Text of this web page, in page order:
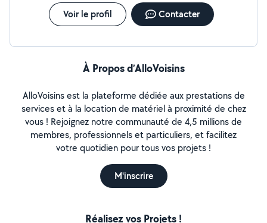
Voir le profil Contacter
À Propos d’AlloVoisins
AlloVoisins est la plateforme dédiée aux prestations de
services et à la location de matériel à proximité de chez
vous ! Rejoignez notre communauté de 4,5 millions de
membres, professionnels et particuliers, et facilitez
votre quotidien pour tous vos projets !
M'inscrire
Réalisez vos Projets !